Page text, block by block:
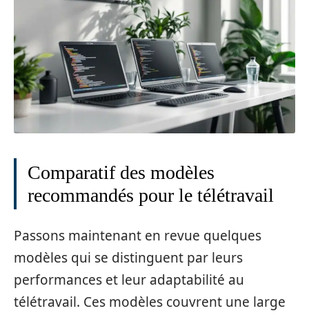
Comparatif des modèles
recommandés pour le télétravail
Passons maintenant en revue quelques
modèles qui se distinguent par leurs
performances et leur adaptabilité au
télétravail. Ces modèles couvrent une large